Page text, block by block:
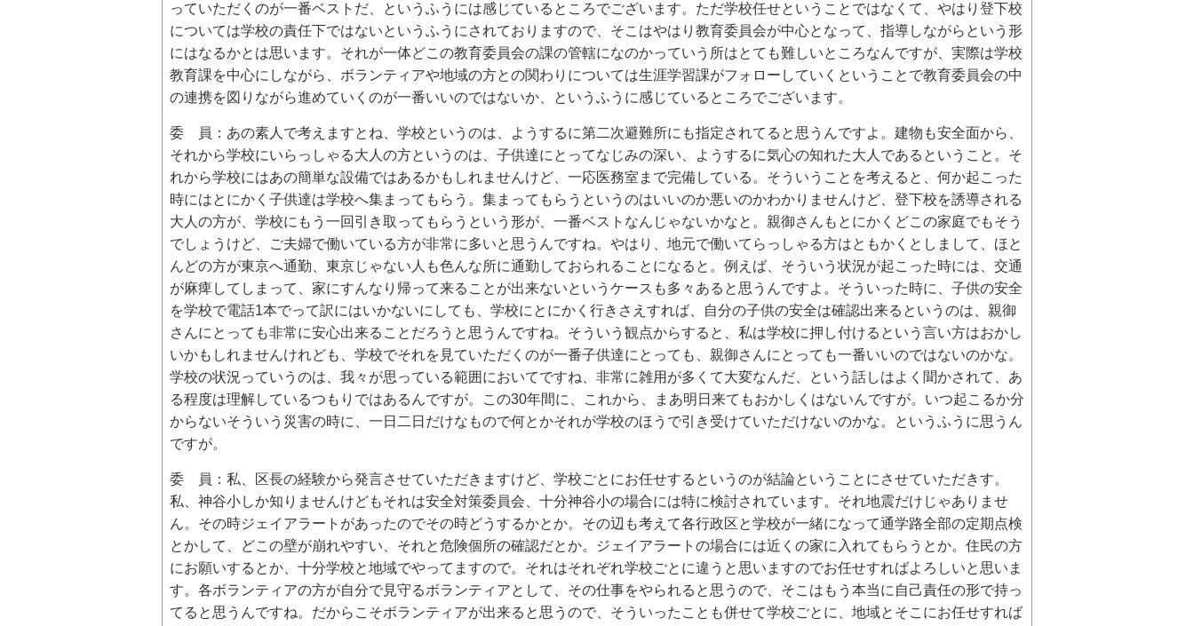
っていただくのが一番ベストだ、というふうには感じているところでございます。ただ学校任せということではなくて、やはり登下校
については学校の責任下ではないというふうにされておりますので、そこはやはり教育委員会が中心となって、指導しながらという形
にはなるかとは思います。それが一体どこの教育委員会の課の管轄になのかっていう所はとても難しいところなんですが、実際は学校
教育課を中心にしながら、ボランティアや地域の方との関わりについては生涯学習課がフォローしていくということで教育委員会の中
の連携を図りながら進めていくのが一番いいのではないか、というふうに感じているところでございます。
委 員：あの素人で考えますとね、学校というのは、ようするに第二次避難所にも指定されてると思うんですよ。建物も安全面から、
それから学校にいらっしゃる大人の方というのは、子供達にとってなじみの深い、ようするに気心の知れた大人であるということ。そ
れから学校にはあの簡単な設備ではあるかもしれませんけど、一応医務室まで完備している。そういうことを考えると、何か起こった
時にはとにかく子供達は学校へ集まってもらう。集まってもらうというのはいいのか悪いのかわかりませんけど、登下校を誘導される
大人の方が、学校にもう一回引き取ってもらうという形が、一番ベストなんじゃないかなと。親御さんもとにかくどこの家庭でもそう
でしょうけど、ご夫婦で働いている方が非常に多いと思うんですね。やはり、地元で働いてらっしゃる方はともかくとしまして、ほと
んどの方が東京へ通勤、東京じゃない人も色んな所に通勤しておられることになると。例えば、そういう状況が起こった時には、交通
が麻痺してしまって、家にすんなり帰って来ることが出来ないというケースも多々あると思うんですよ。そういった時に、子供の安全
を学校で電話1本でって訳にはいかないにしても、学校にとにかく行きさえすれば、自分の子供の安全は確認出来るというのは、親御
さんにとっても非常に安心出来ることだろうと思うんですね。そういう観点からすると、私は学校に押し付けるという言い方はおかし
いかもしれませんけれども、学校でそれを見ていただくのが一番子供達にとっても、親御さんにとっても一番いいのではないのかな。
学校の状況っていうのは、我々が思っている範囲においてですね、非常に雑用が多くて大変なんだ、という話しはよく聞かされて、あ
る程度は理解しているつもりではあるんですが。この30年間に、これから、まあ明日来てもおかしくはないんですが。いつ起こるか分
からないそういう災害の時に、一日二日だけなもので何とかそれが学校のほうで引き受けていただけないのかな。というふうに思うん
ですが。
委 員：私、区長の経験から発言させていただきますけど、学校ごとにお任せするというのが結論ということにさせていただきす。
私、神谷小しか知りませんけどもそれは安全対策委員会、十分神谷小の場合には特に検討されています。それ地震だけじゃありませ
ん。その時ジェイアラートがあったのでその時どうするかとか。その辺も考えて各行政区と学校が一緒になって通学路全部の定期点検
とかして、どこの壁が崩れやすい、それと危険個所の確認だとか。ジェイアラートの場合には近くの家に入れてもらうとか。住民の方
にお願いするとか、十分学校と地域でやってますので。それはそれぞれ学校ごとに違うと思いますのでお任せすればよろしいと思いま
す。各ボランティアの方が自分で見守るボランティアとして、その仕事をやられると思うので、そこはもう本当に自己責任の形で持っ
てると思うんですね。だからこそボランティアが出来ると思うので、そういったことも併せて学校ごとに、地域とそこにお任せすれば